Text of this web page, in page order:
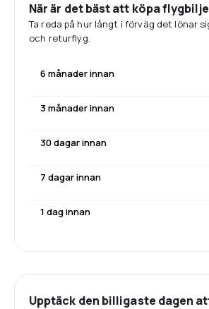
När är det bäst att köpa
Ta reda på hur långt i förväg det lönar
och returflyg.
6 månader innan
3 månader innan
30 dagar innan
7 dagar innan
1 dag innan
Upptäck den billigaste dagen